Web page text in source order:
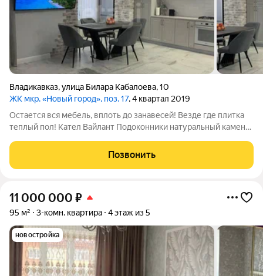
Владикавказ,улица Билара Кабалоева,10
ЖК мкр. «Новый город», поз. 17, 4 квартал 2019
Остается вся мебель, вплоть до занавесей! Везде где плитка
теплый пол! Кател Вайлант Подоконники натуральный камень
продается отдельно За более подробной информацией
обращайтесь по указанному
Позвонить
11 000 000 ₽
95 м² 3-комн. квартира 4 этаж из 5
новостройка